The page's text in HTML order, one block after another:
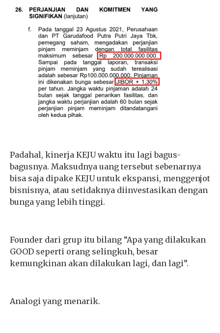
Padahal, kinerja KEJU waktu itu lagi bagus-
bagusnya. Maksudnya uang tersebut sebenarnya
bisa saja dipake KEJU untuk ekspansi, menggenjot
bisnisnya, atau setidaknya diinvestasikan dengan
bunga yang lebih tinggi.
Founder dari grup itu bilang “Apa yang dilakukan
GOOD seperti orang selingkuh, besar
kemungkinan akan dilakukan lagi, dan lagi”.
Analogi yang menarik.